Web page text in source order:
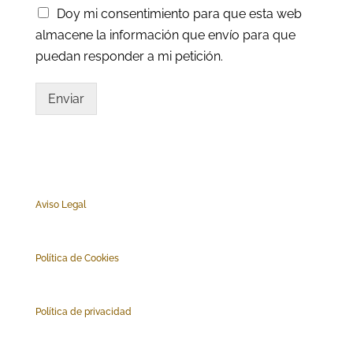
Doy mi consentimiento para que esta web
almacene la información que envío para que
puedan responder a mi petición.
Enviar
Aviso Legal
Política de Cookies
Política de privacidad